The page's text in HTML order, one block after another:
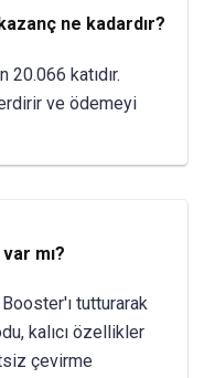
ne kadardır?
katıdır.
ve ödemeyi
mı?
tutturarak
kalıcı özellikler
çevirme